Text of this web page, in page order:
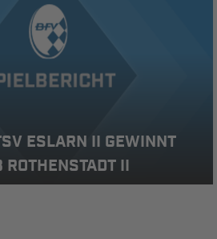
ESLARN II GEWINNT
ROTHENSTADT II